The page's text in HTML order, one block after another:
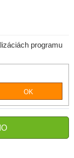
programu